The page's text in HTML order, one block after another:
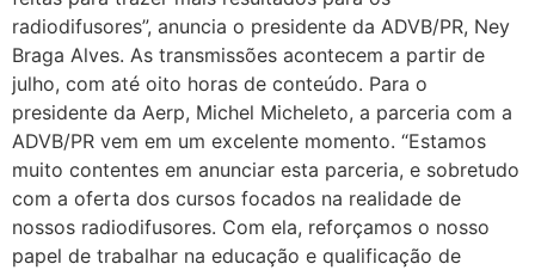
radiodifusores”, anuncia o presidente da ADVB/PR, Ney
Braga Alves. As transmissões acontecem a partir de
julho, com até oito horas de conteúdo. Para o
presidente da Aerp, Michel Micheleto, a parceria com a
ADVB/PR vem em um excelente momento. “Estamos
muito contentes em anunciar esta parceria, e sobretudo
com a oferta dos cursos focados na realidade de
nossos radiodifusores. Com ela, reforçamos o nosso
papel de trabalhar na educação e qualificação de